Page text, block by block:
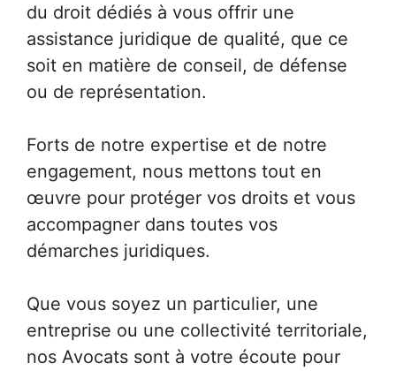
du droit dédiés à vous offrir une
assistance juridique de qualité, que ce
soit en matière de conseil, de défense
ou de représentation.
Forts de notre expertise et de notre
engagement, nous mettons tout en
œuvre pour protéger vos droits et vous
accompagner dans toutes vos
démarches juridiques.
Que vous soyez un particulier, une
entreprise ou une collectivité territoriale,
nos Avocats sont à votre écoute pour